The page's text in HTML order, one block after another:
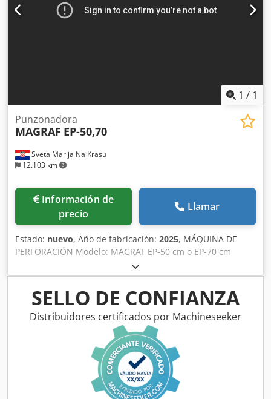
1 / 1
Sveta Marija Na Krasu
12.103 km
Punzonadora
MAGRAF EP-50,70
Información de
precio
Llamar
Estado: nuevo, Año de fabricación: 2025, MÁQUINA DE
PERFORACIÓN Modelo: MAGRAF EP-50 cm o EP-70 cm
Herramientas intercambiables para perforar, marcar y
estampar. Cjdpfx Aasbyfu Njiorf Longitud máxima de
perforación: 500 y 700 mm. Potencia: 1,1 kW.
SELLO DE CONFIANZA
Distribuidores certificados por Machineseeker